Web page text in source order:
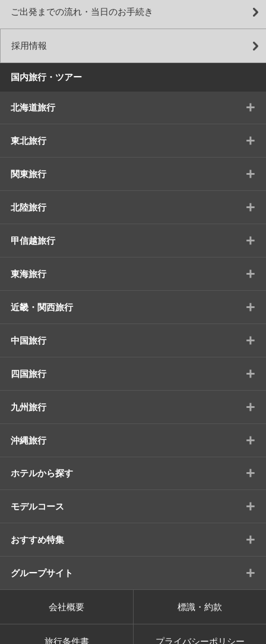
ご出発までの流れ・当日のお手続き
採用情報
国内旅行・ツアー
北海道旅行 +
東北旅行 +
関東旅行 +
北陸旅行 +
甲信越旅行 +
東海旅行 +
近畿・関西旅行 +
中国旅行 +
四国旅行 +
九州旅行 +
沖縄旅行 +
ホテルから探す +
モデルコース +
おすすめ特集 +
グループサイト +
会社概要 標識・約款
旅行条件書 プライバシーポリシー